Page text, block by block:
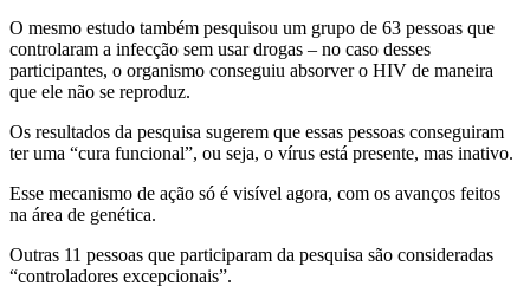
O mesmo estudo também pesquisou um grupo de 63 pessoas que
controlaram a infecção sem usar drogas – no caso desses
participantes, o organismo conseguiu absorver o HIV de maneira
que ele não se reproduz.
Os resultados da pesquisa sugerem que essas pessoas conseguiram
ter uma “cura funcional”, ou seja, o vírus está presente, mas inativo.
Esse mecanismo de ação só é visível agora, com os avanços feitos
na área de genética.
Outras 11 pessoas que participaram da pesquisa são consideradas
“controladores excepcionais”.